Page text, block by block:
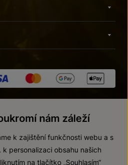
nám záleží
k zajištění funkčnosti webu a s
k personalizaci obsahu našich
na tlačítko „Souhlasím“